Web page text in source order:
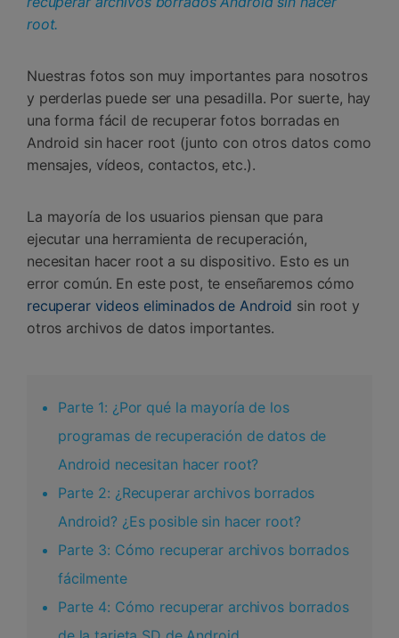
root.
Nuestras fotos son muy importantes para nosotros
y perderlas puede ser una pesadilla. Por suerte, hay
una forma fácil de recuperar fotos borradas en
Android sin hacer root (junto con otros datos como
mensajes, vídeos, contactos, etc.).
La mayoría de los usuarios piensan que para
ejecutar una herramienta de recuperación,
necesitan hacer root a su dispositivo. Esto es un
error común. En este post, te enseñaremos cómo
recuperar videos eliminados de Android sin root y
otros archivos de datos importantes.
Parte 1: ¿Por qué la mayoría de los
programas de recuperación de datos de
Android necesitan hacer root?
Parte 2: ¿Recuperar archivos borrados
Android? ¿Es posible sin hacer root?
Parte 3: Cómo recuperar archivos borrados
fácilmente
Parte 4: Cómo recuperar archivos borrados